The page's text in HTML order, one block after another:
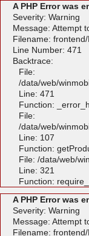
A PHP Error was
Severity: Warning
Message: Attempt
Filename:
Line Number: 471
Backtrace:
File:
/data/web/
Line: 471
Function:
File:
/data/web/
Line: 107
Function:
File: /data/web/
Line: 321
Function:
A PHP Error was
Severity: Warning
Message: Attempt
Filename: